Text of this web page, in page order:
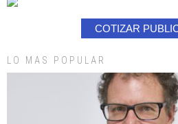
COTIZAR
LO MAS POPULAR